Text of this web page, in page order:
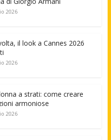
2026
il look a Cannes 2026
2026
a strati: come creare
armoniose
2026